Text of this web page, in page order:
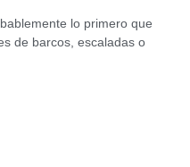
lo primero que
de barcos, escaladas o